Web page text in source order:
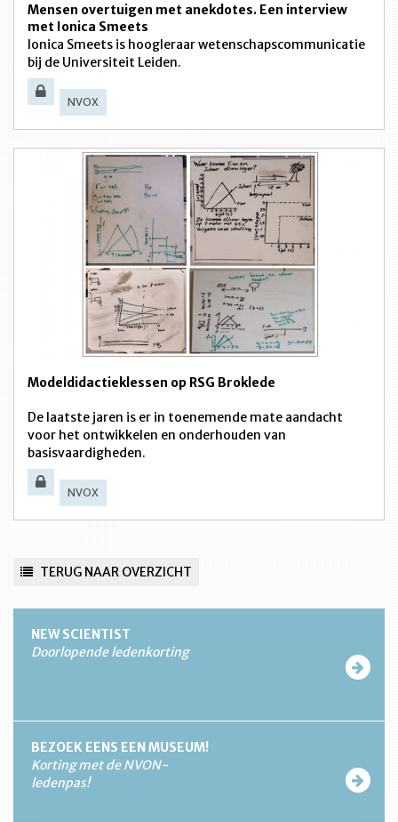
Mensen overtuigen met anekdotes. Een interview
met Ionica Smeets
Ionica Smeets is hoogleraar wetenschapscommunicatie
bij de Universiteit Leiden.
NVOX
Modeldidactieklessen op RSG Broklede
De laatste jaren is er in toenemende mate aandacht
voor het ontwikkelen en onderhouden van
basisvaardigheden.
NVOX
TERUG NAAR OVERZICHT
NEW SCIENTIST
Doorlopende ledenkorting
BEZOEK EENS EEN MUSEUM!
Korting met de NVON-
ledenpas!